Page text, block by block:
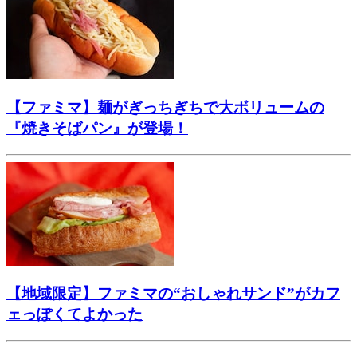
【ファミマ】麺がぎっちぎちで大ボリュームの
『焼きそばパン』が登場！
【地域限定】ファミマの“おしゃれサンド”がカフ
ェっぽくてよかった